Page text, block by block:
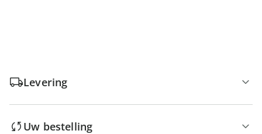
Levering
Uw bestelling